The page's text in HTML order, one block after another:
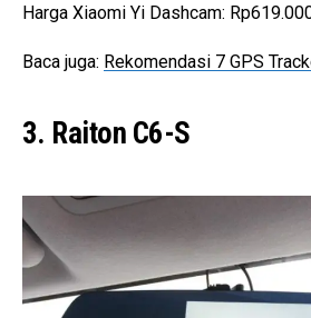
Harga Xiaomi Yi Dashcam:
Baca juga: Rekomendasi 7 GPS
3. Raiton C6-S